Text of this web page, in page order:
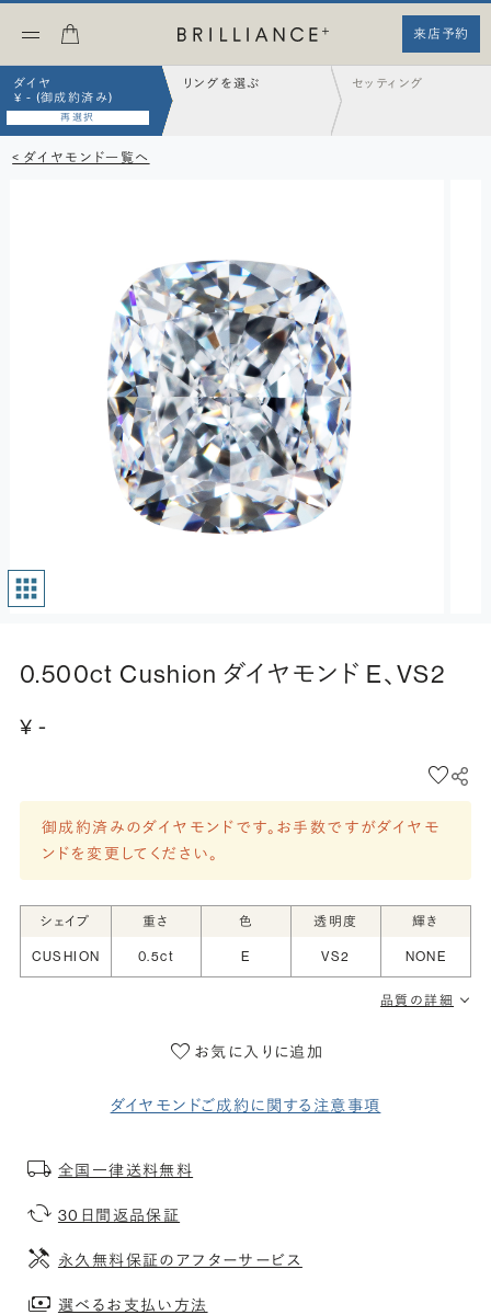
来店予約
ダイヤ
¥ - (御成約済み)
再選択
リングを選ぶ セッティング
< ダイヤモンド一覧へ
0.500ct Cushion ダイヤモンド E、VS2
¥ -
御成約済みのダイヤモンドです。お手数ですがダイヤモ
ンドを変更してください。
シェイプ 重さ 色 透明度 輝き
CUSHION 0.5ct E VS2 NONE
品質の詳細
お気に入りに追加
ダイヤモンドご成約に関する注意事項
全国一律送料無料
30日間返品保証
永久無料保証のアフターサービス
選べるお支払い方法